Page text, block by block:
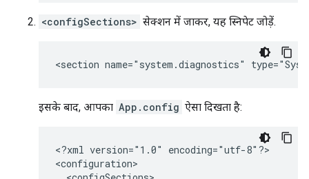
<configSections> सेक्शन में जाकर, यह स्निपेट जोड़ें.
<section name="system.diagnostics"
इसके बाद, आपका App.config ऐसा दिखता है:
<?xml version="1.0"
encoding="utf-8"?>